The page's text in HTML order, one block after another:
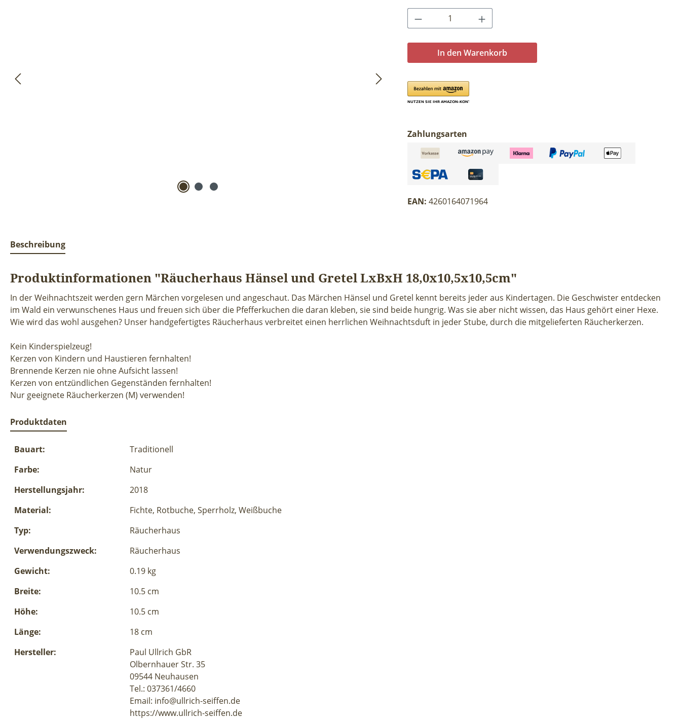
Produkt Anzahl: Gib den gewünschten Wert
In den Warenkorb
Zahlungsarten
EAN: 4260164071964
Beschreibung
Produktinformationen "Räucherhaus Hänsel und Gretel LxBxH 18,0x10,5x10,5cm"
In der Weihnachtszeit werden gern Märchen vorgelesen und angeschaut. Das Märchen Hänsel und Gretel kennt bereits jeder aus Kindertagen. Die Geschwister entdecken
im Wald ein verwunschenes Haus und freuen sich über die Pfefferkuchen die daran kleben, sie sind beide hungrig. Was sie aber nicht wissen, das Haus gehört einer Hexe.
Wie wird das wohl ausgehen? Unser handgefertigtes Räucherhaus verbreitet einen herrlichen Weihnachtsduft in jeder Stube, durch die mitgelieferten Räucherkerzen.
Kein Kinderspielzeug!
Kerzen von Kindern und Haustieren fernhalten!
Brennende Kerzen nie ohne Aufsicht lassen!
Kerzen von entzündlichen Gegenständen fernhalten!
Nur geeignete Räucherkerzen (M) verwenden!
Produktdaten
Bauart:
Traditionell
Farbe:
Natur
Herstellungsjahr:
2018
Material:
Fichte, Rotbuche, Sperrholz, Weißbuche
Typ:
Räucherhaus
Verwendungszweck:
Räucherhaus
Gewicht:
0.19 kg
Breite:
10.5 cm
Höhe:
10.5 cm
Länge:
18 cm
Hersteller:
Paul Ullrich GbR
Olbernhauer Str. 35
09544 Neuhausen
Tel.: 037361/4660
Email: info@ullrich-seiffen.de
https://www.ullrich-seiffen.de